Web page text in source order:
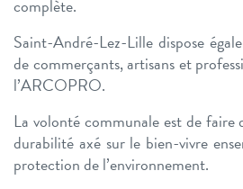
complète.
Saint-André-Lez-Lille dispose
de commerçants, artisans et
l’ARCOPRO.
La volonté communale est de faire
durabilité axé sur le bien-vivre
protection de l’environnement.